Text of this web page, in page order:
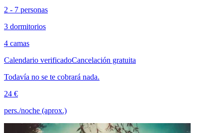
2 - 7 personas
3 dormitorios
4 camas
Calendario verificadoCancelación gratuita
Todavía no se te cobrará nada.
24 €
pers./noche (aprox.)